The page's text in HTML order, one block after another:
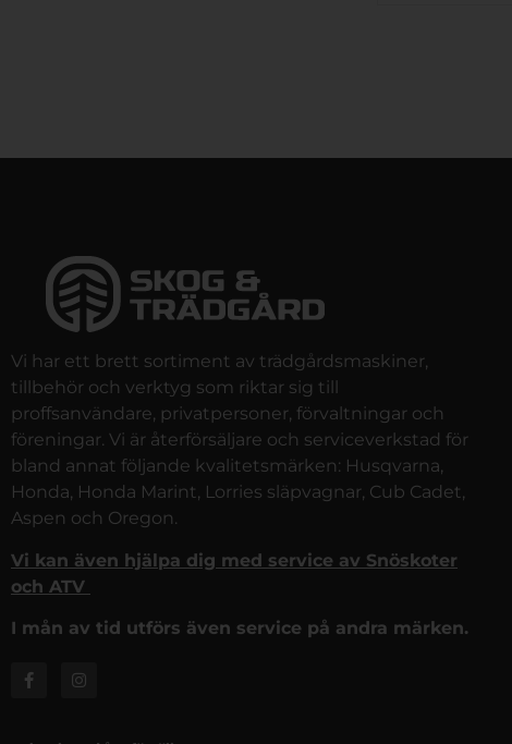
Vi har ett brett sortiment av trädgårdsmaskiner,
tillbehör och verktyg som riktar sig till
proffsanvändare, privatpersoner, förvaltningar och
föreningar. Vi är återförsäljare och serviceverkstad för
bland annat följande kvalitetsmärken: Husqvarna,
Honda, Honda Marint, Lorries släpvagnar, Cub Cadet,
Aspen och Oregon.
Vi kan även hjälpa dig med service av Snöskoter
och ATV
I mån av tid utförs även service på andra märken.